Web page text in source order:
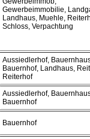
Gewerbeimmobilie,
Landhaus, Muehle,
Schloss, Verpachtung
Aussiedlerhof,
Bauernhof, Landhaus,
Reiterhof
Aussiedlerhof,
Bauernhof
Bauernhof